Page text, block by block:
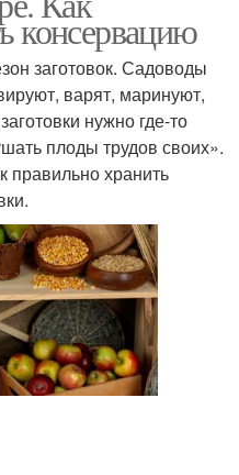
консервацию
заготовок. Садоводы
варят, маринуют,
нужно где-то
плоды трудов своих».
правильно хранить